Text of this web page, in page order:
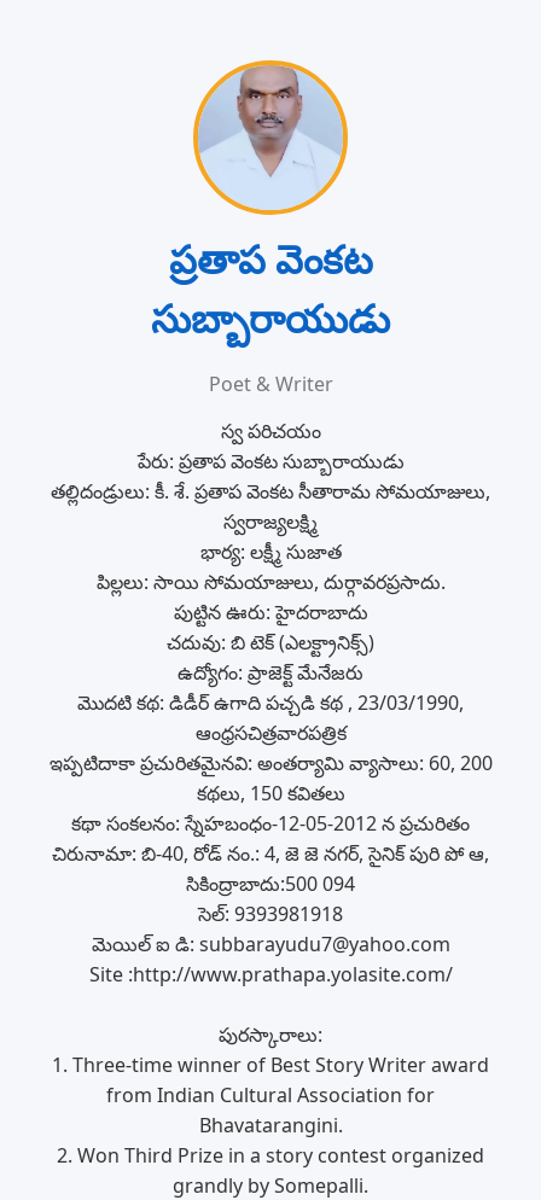
ప్రతాప వెంకట
సుబ్బారాయుడు
Poet & Writer
స్వ పరిచయం
పేరు: ప్రతాప వెంకట సుబ్బారాయుడు
తల్లిదండ్రులు: కీ. శే. ప్రతాప వెంకట సీతారామ సోమయాజులు,
స్వరాజ్యలక్ష్మి
భార్య: లక్ష్మీ సుజాత
పిల్లలు: సాయి సోమయాజులు, దుర్గావరప్రసాదు.
పుట్టిన ఊరు: హైదరాబాదు
చదువు: బి టెక్ (ఎలక్ట్రానిక్స్)
ఉద్యోగం: ప్రాజెక్ట్ మేనేజరు
మొదటి కథ: డిడీర్ ఉగాది పచ్చడి కథ , 23/03/1990,
ఆంధ్రసచిత్రవారపత్రిక
ఇప్పటిదాకా ప్రచురితమైనవి: అంతర్యామి వ్యాసాలు: 60, 200
కథలు, 150 కవితలు
కథా సంకలనం: స్నేహబంధం-12-05-2012 న ప్రచురితం
చిరునామా: బి-40, రోడ్ నం.: 4, జె జె నగర్, సైనిక్ పురి పో ఆ,
సికింద్రాబాదు:500 094
సెల్: 9393981918
మెయిల్ ఐ డి: subbarayudu7@yahoo.com
Site :http://www.prathapa.yolasite.com/
పురస్కారాలు:
1. Three-time winner of Best Story Writer award
from Indian Cultural Association for
Bhavatarangini.
2. Won Third Prize in a story contest organized
grandly by Somepalli.